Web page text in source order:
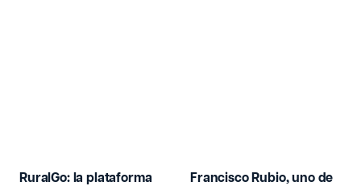
RuralGo: la plataforma
Francisco Rubio, uno de